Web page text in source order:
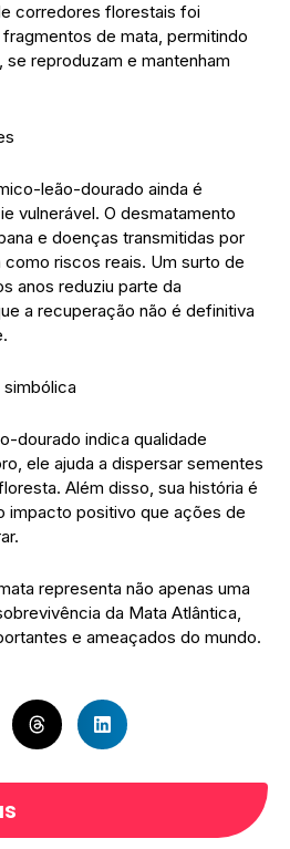
corredores florestais foi
de mata, permitindo
reproduzam e mantenham
leão-dourado ainda é
vulnerável. O desmatamento
e doenças transmitidas por
riscos reais. Um surto de
anos reduziu parte da
a recuperação não é definitiva
dourado indica qualidade
ele ajuda a dispersar sementes
Além disso, sua história é
impacto positivo que ações de
representa não apenas uma
da Mata Atlântica,
e ameaçados do mundo.